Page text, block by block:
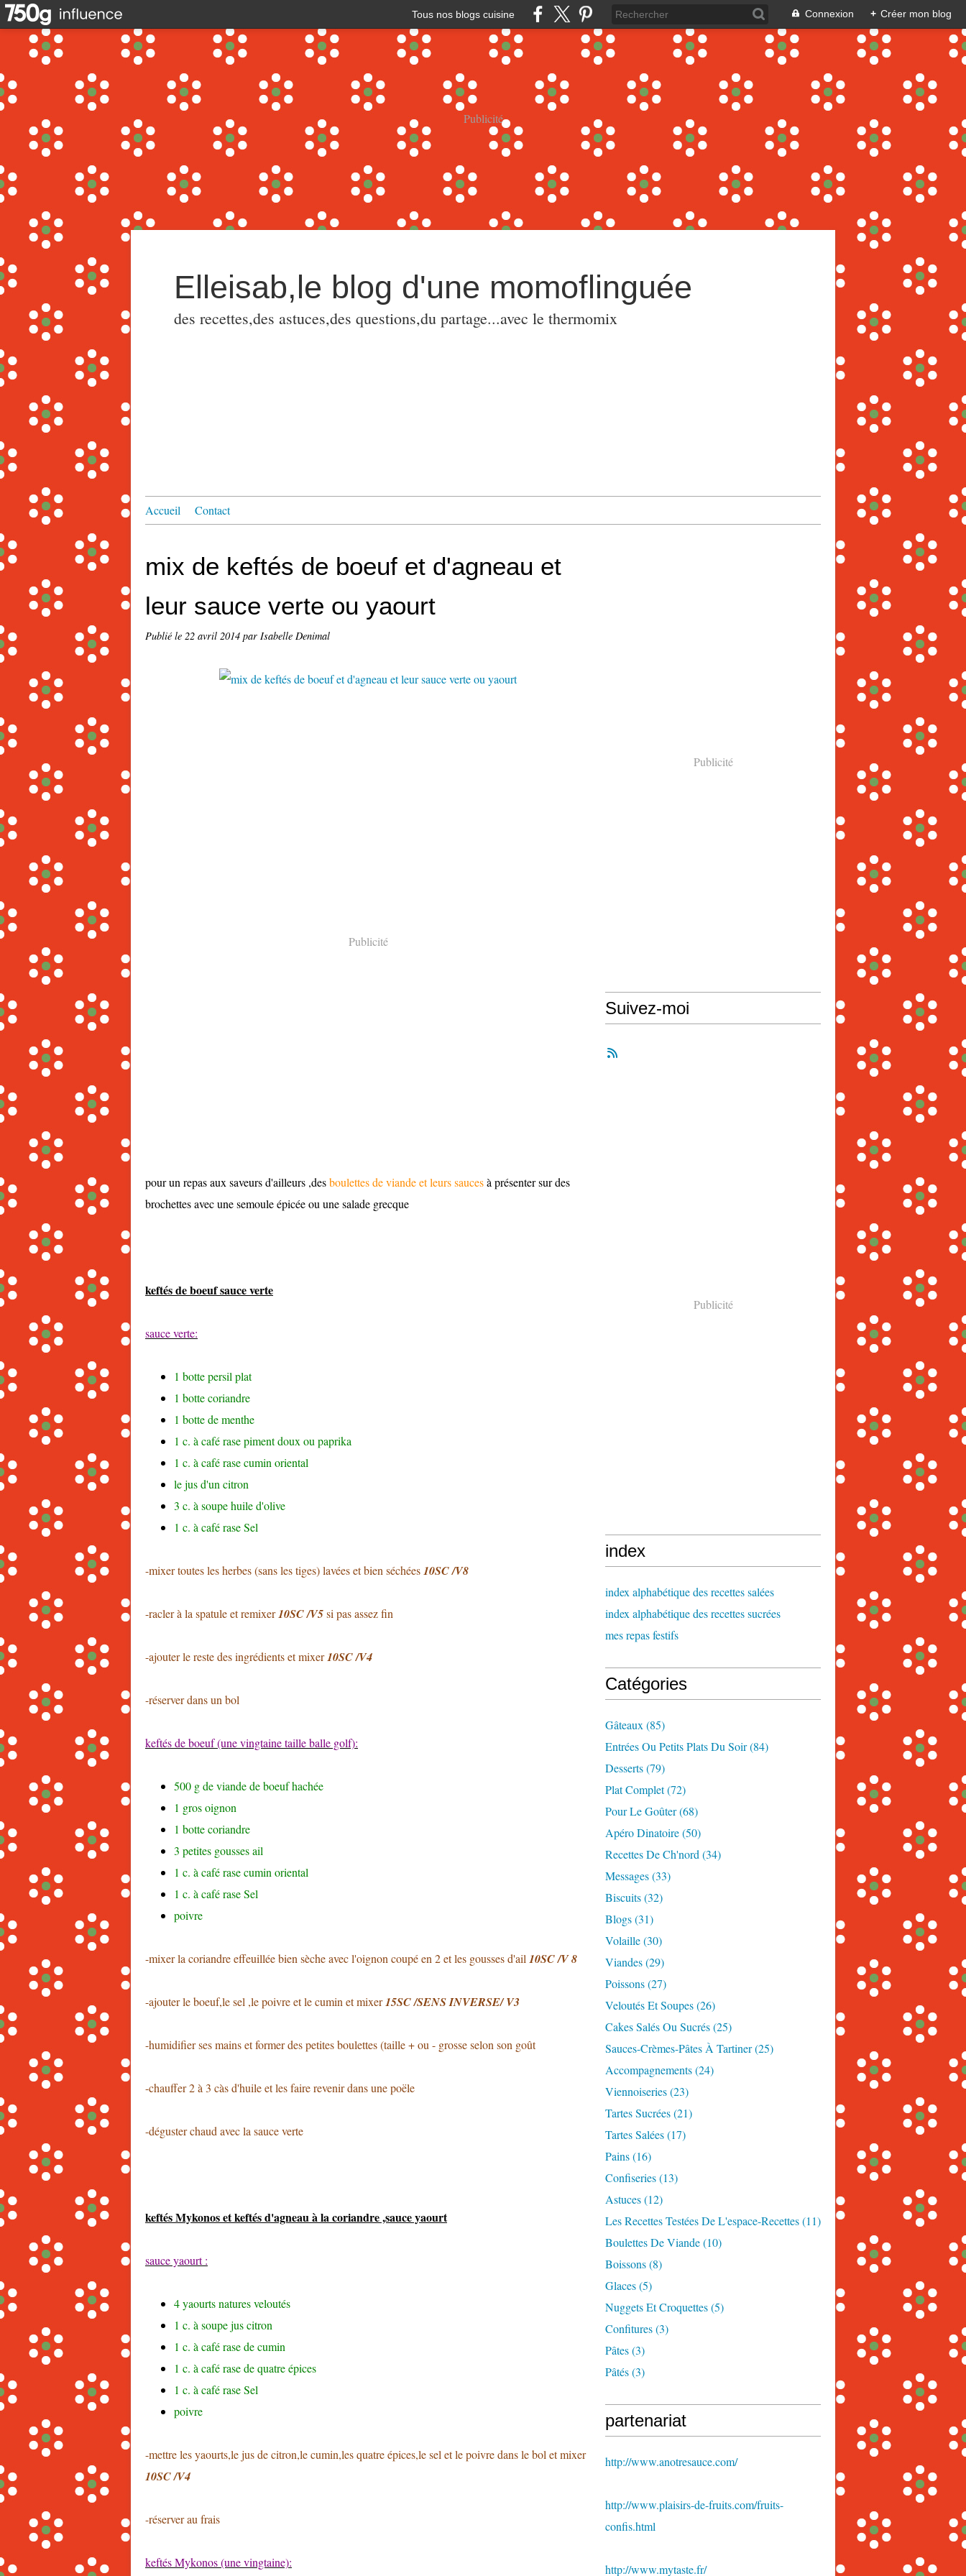
Tous nos blogs cuisine Connexion + Créer mon blog
Publicité
Elleisab,le blog d'une momoflinguée
des recettes,des astuces,des questions,du partage...avec le thermomix
Accueil Contact
mix de keftés de boeuf et d'agneau et
leur sauce verte ou yaourt
Publié le 22 avril 2014 par Isabelle Denimal
Publicité
pour un repas aux saveurs d'ailleurs ,desboulettes de viande et leurs saucesà présenter sur des
brochettes avec une semoule épicée ou une salade grecque
keftés de boeuf sauce verte
sauce verte:
1 botte persil plat
1 botte coriandre
1 botte de menthe
1 c. à café rasepiment doux ou paprika
1 c. à café rasecumin oriental
le jus d'un citron
3 c. à soupehuile d'olive
1 c. à café raseSel
-mixer toutes les herbes (sans les tiges) lavées et bien séchées10SC /V8
-racler à la spatule et remixer10SC /V5si pas assez fin
-ajouter le reste des ingrédients et mixer10SC /V4
-réserver dans un bol
keftés de boeuf (une vingtaine taille balle golf):
500 gde viande de boeuf hachée
1 gros oignon
1 botte coriandre
3 petites gousses ail
1 c. à café rasecumin oriental
1 c. à café raseSel
poivre
-mixer la coriandre effeuillée bien sèche avec l'oignon coupé en 2 et les gousses d'ail 10SC /V 8
-ajouter le boeuf,le sel ,le poivre et le cumin et mixer15SC /SENS INVERSE/ V3
-humidifier ses mains et former des petites boulettes (taille + ou - grosse selon son goût
-chauffer 2 à 3 càs d'huile et les faire revenir dans une poële
-déguster chaud avec la sauce verte
keftés Mykonos et keftés d'agneau à la coriandre ,sauce yaourt
sauce yaourt:
4yaourts natures veloutés
1 c. à soupejus citron
1 c. à café rasede cumin
1 c. à café rasede quatre épices
1 c. à café raseSel
poivre
-mettre les yaourts,le jus de citron,le cumin,les quatre épices,le sel et le poivre dans le bol et mixer
10SC /V4
-réserver au frais
keftés Mykonos(une vingtaine):
Publicité
Suivez-moi
Publicité
index
index alphabétique des recettes salées
index alphabétique des recettes sucrées
mes repas festifs
Catégories
Gâteaux (85)
Entrées Ou Petits Plats Du Soir(84)
Desserts(79)
Plat Complet(72)
Pour Le Goûter(68)
Apéro Dinatoire(50)
Recettes De Ch'nord (34)
Messages(33)
Biscuits(32)
Blogs(31)
Volaille(30)
Viandes(29)
Poissons(27)
Veloutés Et Soupes(26)
Cakes Salés Ou Sucrés(25)
Sauces-Crèmes-Pâtes À Tartiner(25)
Accompagnements(24)
Viennoiseries(23)
Tartes Sucrées(21)
Tartes Salées(17)
Pains(16)
Confiseries(13)
Astuces(12)
Les Recettes Testées De L'espace-Recettes(11)
Boulettes De Viande(10)
Boissons(8)
Glaces(5)
Nuggets Et Croquettes(5)
Confitures(3)
Pâtes(3)
Pâtés(3)
partenariat
http://www.anotresauce.com/
http://www.plaisirs-de-fruits.com/fruits-
confis.html
http://www.mytaste.fr/